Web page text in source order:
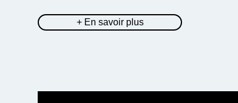
+ En savoir plus